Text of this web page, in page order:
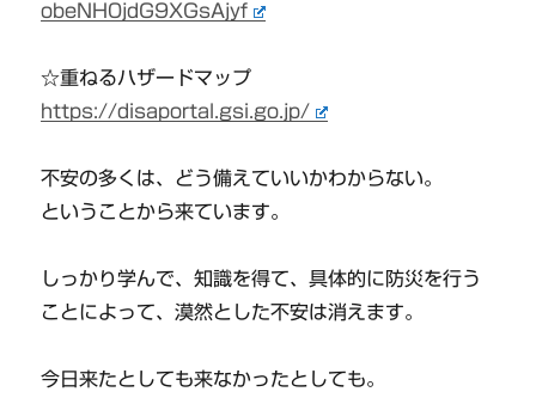
obeNH0jdG9XGsAjyf
☆重ねるハザードマップ
https://disaportal.gsi.go.jp/
不安の多くは、どう備えていいかわからない。
ということから来ています。
しっかり学んで、知識を得て、具体的に防災を行う
ことによって、漠然とした不安は消えます。
今日来たとしても来なかったとしても。